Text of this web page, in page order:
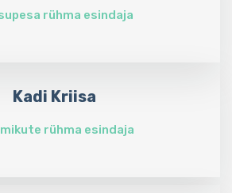
rühma esindaja
Kadi Kriisa
rühma esindaja